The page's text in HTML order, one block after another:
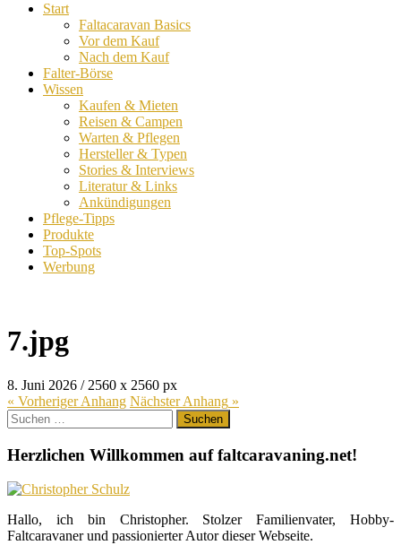
Start
Faltacaravan Basics
Vor dem Kauf
Nach dem Kauf
Falter-Börse
Wissen
Kaufen & Mieten
Reisen & Campen
Warten & Pflegen
Hersteller & Typen
Stories & Interviews
Literatur & Links
Ankündigungen
Pflege-Tipps
Produkte
Top-Spots
Werbung
7.jpg
8. Juni 2026 / 2560 x 2560 px
« VorherigerAnhang NächsterAnhang »
Suchen
nach:
Herzlichen Willkommen auf faltcaravaning.net!
Hallo, ich bin Christopher. Stolzer Familienvater, Hobby-
Faltcaravaner und passionierter Autor dieser Webseite.